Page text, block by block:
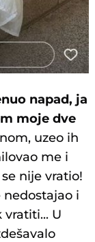
napad, ja
moje dve
uzeo ih
me i
nije vratio!
i
U